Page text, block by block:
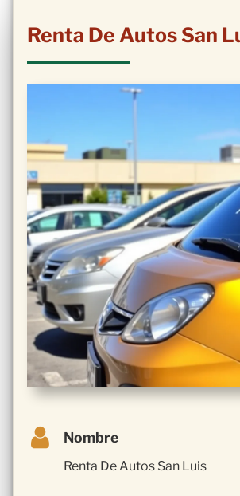
Renta De Autos San
Nombre
Renta De Autos San Luis